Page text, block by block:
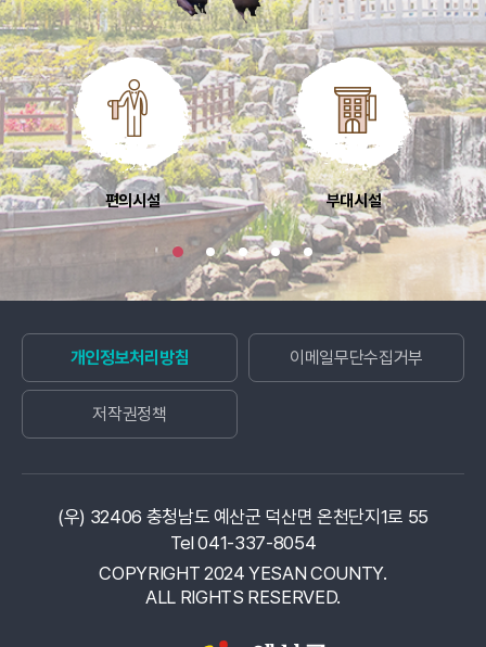
편의시설 부대시설
개인정보처리방침 이메일무단수집거부
저작권정책
(우) 32406 충청남도 예산군 덕산면 온천단지1로 55
Tel 041-337-8054
COPYRIGHT 2024 YESAN COUNTY.
ALL RIGHTS RESERVED.